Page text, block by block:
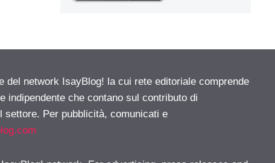
del network IsayBlog! la cui rete editoriale comprende
indipendente che contano sul contributo di
settore. Per pubblicità, comunicati e